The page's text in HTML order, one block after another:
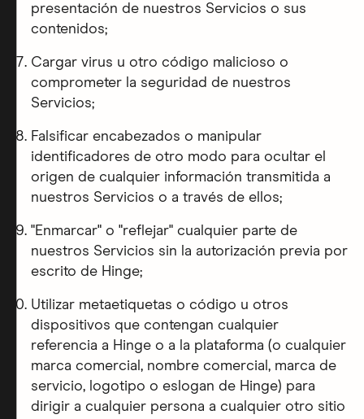
presentación de nuestros Servicios o sus
contenidos;
Cargar virus u otro código malicioso o
comprometer la seguridad de nuestros
Servicios;
Falsificar encabezados o manipular
identificadores de otro modo para ocultar el
origen de cualquier información transmitida a
nuestros Servicios o a través de ellos;
"Enmarcar" o "reflejar" cualquier parte de
nuestros Servicios sin la autorización previa por
escrito de Hinge;
Utilizar metaetiquetas o código u otros
dispositivos que contengan cualquier
referencia a Hinge o a la plataforma (o cualquier
marca comercial, nombre comercial, marca de
servicio, logotipo o eslogan de Hinge) para
dirigir a cualquier persona a cualquier otro sitio